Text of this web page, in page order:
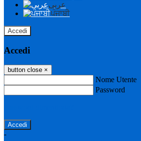
عربى
ਪੰਜਾਬੀ
Accedi
Accedi
button close ×
Nome Utente
Password
-